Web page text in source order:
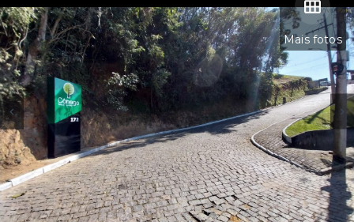
Mais fotos